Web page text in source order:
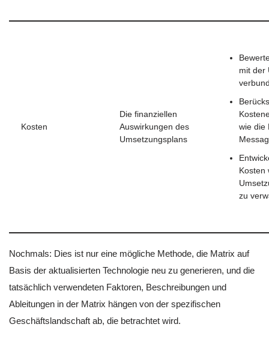
Kosten
Die finanziellen
Auswirkungen des
Umsetzungsplans
mit der
wie die
Kosten
zu
Nochmals: Dies ist nur eine mögliche Methode, die Matrix auf
Basis der aktualisierten Technologie neu zu generieren, und die
tatsächlich verwendeten Faktoren, Beschreibungen und
Ableitungen in der Matrix hängen von der spezifischen
Geschäftslandschaft ab, die betrachtet wird.